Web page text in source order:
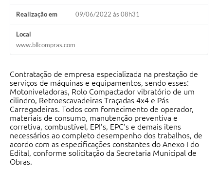
Cadastro para Castração
Telefones Prefeitura Municipal
Feriados Municipais
Telefones Postos de Saúde
Plantão das Funerárias
Recebimento de Recursos
Serviço de Informação ao Cidadão
Termos de Fomento
Realização em 09/06/2022 às 08h31
Local
www.bllcompras.com
Contratação de empresa especializada na prestação de
serviços de máquinas e equipamentos, sendo esses:
Motoniveladoras, Rolo Compactador vibratório de um
cilindro, Retroescavadeiras Traçadas 4x4 e Pás
Carregadeiras. Todos com fornecimento de operador,
materiais de consumo, manutenção preventiva e
corretiva, combustível, EPI’s, EPC’s e demais itens
necessários ao completo desempenho dos trabalhos, de
acordo com as especificações constantes do Anexo I do
Edital, conforme solicitação da Secretaria Municipal de
Obras.